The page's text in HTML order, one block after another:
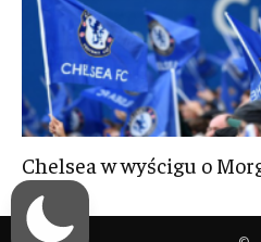
Chelsea w wyścigu o